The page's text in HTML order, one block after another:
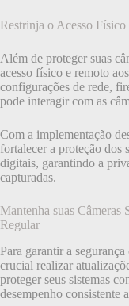
Restrinja o Acesso
Além de proteger suas
acesso físico e remoto
configurações de rede,
pode interagir com as
Com a implementação
fortalecer a proteção dos
digitais, garantindo a
capturadas.
Mantenha suas Câmeras
Regular
Para garantir a
crucial realizar
proteger seus sistemas
desempenho consistente